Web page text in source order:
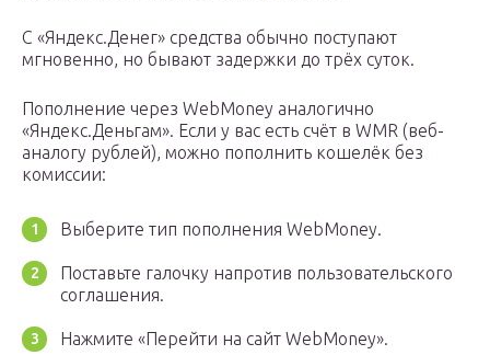
С «Яндекс.Денег» средства обычно поступают
мгновенно, но бывают задержки до трёх суток.
Пополнение через WebMoney аналогично
«Яндекс.Деньгам». Если у вас есть счёт в WMR (веб-
аналогу рублей), можно пополнить кошелёк без
комиссии:
Выберите тип пополнения WebMoney.
Поставьте галочку напротив пользовательского
соглашения.
Нажмите «Перейти на сайт WebMoney».